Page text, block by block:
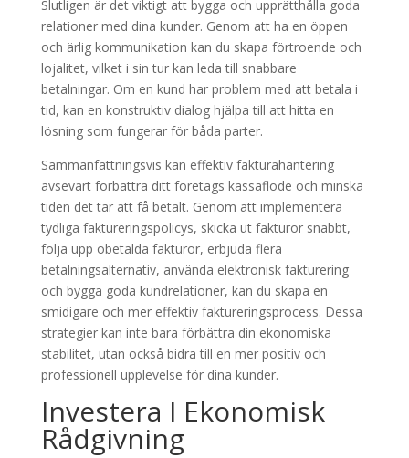
Slutligen är det viktigt att bygga och upprätthålla goda
relationer med dina kunder. Genom att ha en öppen
och ärlig kommunikation kan du skapa förtroende och
lojalitet, vilket i sin tur kan leda till snabbare
betalningar. Om en kund har problem med att betala i
tid, kan en konstruktiv dialog hjälpa till att hitta en
lösning som fungerar för båda parter.
Sammanfattningsvis kan effektiv fakturahantering
avsevärt förbättra ditt företags kassaflöde och minska
tiden det tar att få betalt. Genom att implementera
tydliga faktureringspolicys, skicka ut fakturor snabbt,
följa upp obetalda fakturor, erbjuda flera
betalningsalternativ, använda elektronisk fakturering
och bygga goda kundrelationer, kan du skapa en
smidigare och mer effektiv faktureringsprocess. Dessa
strategier kan inte bara förbättra din ekonomiska
stabilitet, utan också bidra till en mer positiv och
professionell upplevelse för dina kunder.
Investera I Ekonomisk
Rådgivning